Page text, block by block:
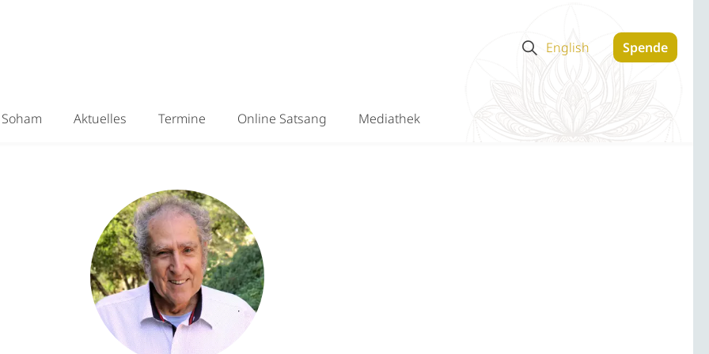
Soham Aktuelles Termine Online Satsang Mediathek
English Spende